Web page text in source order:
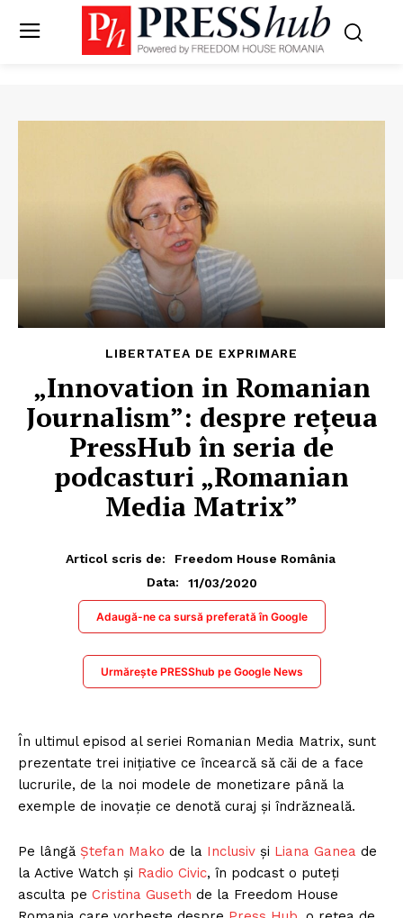
LIBERTATEA DE EXPRIMARE
„Innovation in Romanian
Journalism”: despre rețeua
PressHub în seria de
podcasturi „Romanian
Media Matrix”
Articol scris de:
Freedom House România
Data:
11/03/2020
Adaugă-ne ca sursă preferată în Google
Urmărește PRESShub pe Google News
În ultimul episod al seriei Romanian Media Matrix, sunt
prezentate trei inițiative ce încearcă să căi de a face
lucrurile, de la noi modele de monetizare până la
exemple de inovație ce denotă curaj și îndrăzneală.
Pe lângă Ștefan Mako de la Inclusiv și Liana Ganea de
la Active Watch și Radio Civic, în podcast o puteți
asculta pe Cristina Guseth de la Freedom House